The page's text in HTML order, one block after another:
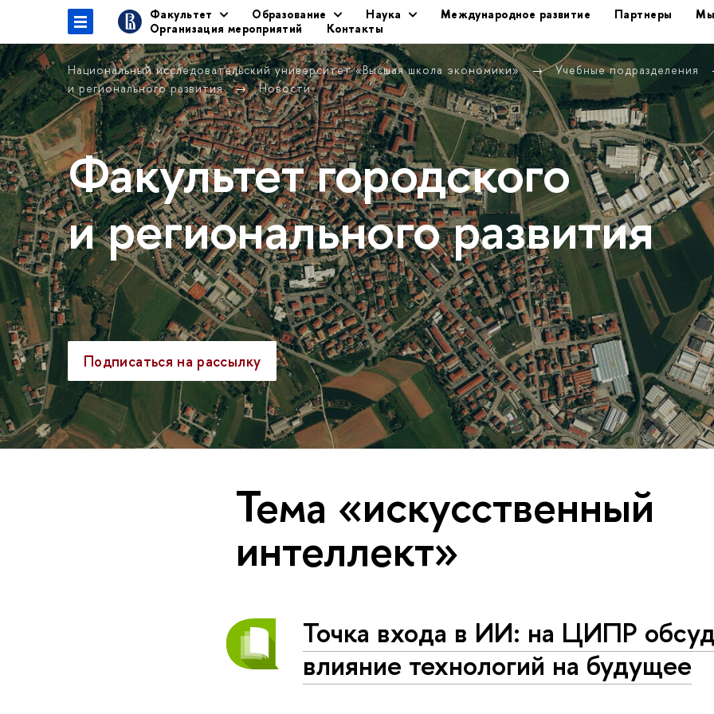
Факультет Образование Наука Международное развитие Партнеры
Мы
Организация мероприятий
Контакты
Национальный исследовательский университет «Высшая школа экономики»
Учебные подразделения
и регионального развития
Новости
Факультет городского
и регионального развития
Подписаться на рассылку
Тема «искусственный
интеллект»
Точка входа в ИИ: на ЦИПР
влияние технологий на будущее